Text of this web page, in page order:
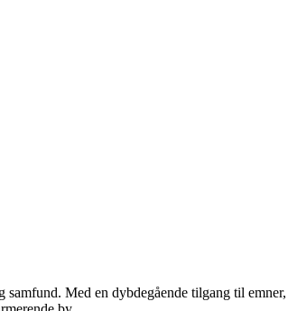
Med en dybdegående tilgang til emner,